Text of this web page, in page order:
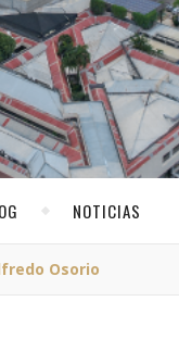
NOTICIAS
Osorio